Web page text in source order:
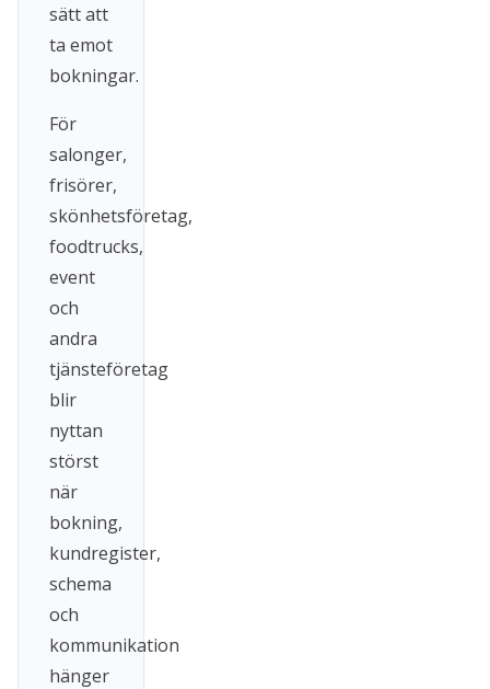
sätt att
ta emot
bokningar.
För
salonger,
frisörer,
skönhetsföretag,
foodtrucks,
event
och
andra
tjänsteföretag
blir
nyttan
störst
när
bokning,
kundregister,
schema
och
kommunikation
hänger